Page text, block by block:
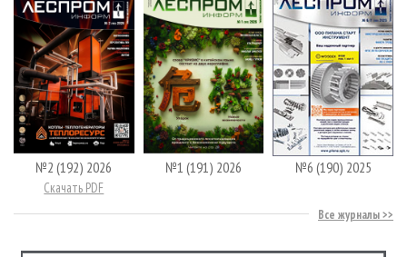
№2 (192) 2026
Скачать PDF
№1 (191) 2026 №6 (190) 2025
Все журналы